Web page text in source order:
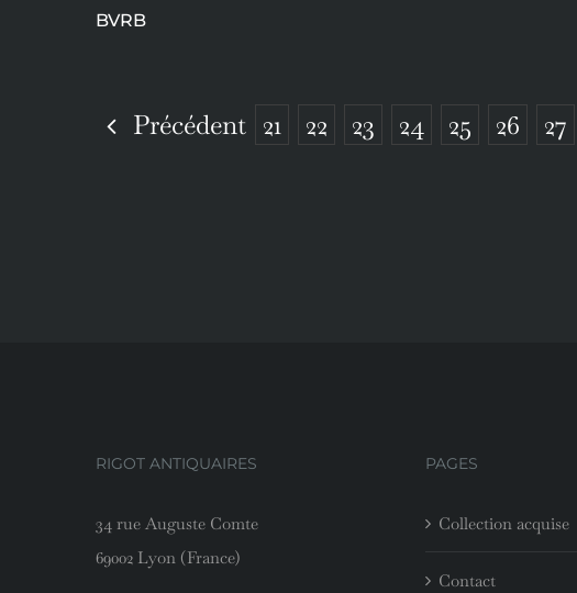
BVRB
Précédent 21 22 23 24 25 26 27
RIGOT ANTIQUAIRES
34 rue Auguste Comte
69002 Lyon (France)
PAGES
Collection acquise
Contact